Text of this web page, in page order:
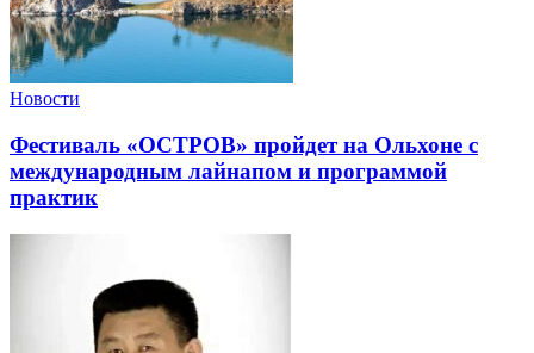
Новости
Фестиваль «ОСТРОВ» пройдет на Ольхоне с
международным лайнапом и программой
практик